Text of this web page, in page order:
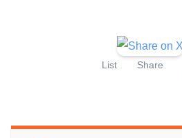
List Share